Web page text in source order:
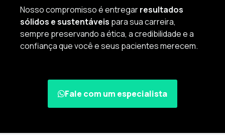
Nosso compromisso é entregarresultados
sólidos e sustentáveis para sua carreira,
sempre preservando a ética, a credibilidade e a
confiança que você e seus pacientes merecem.
Fale com um especialista